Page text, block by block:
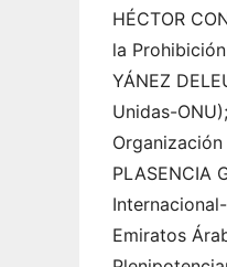
HÉCTOR
la
YÁNEZ
Unidas-
PLASENCIA
Emiratos